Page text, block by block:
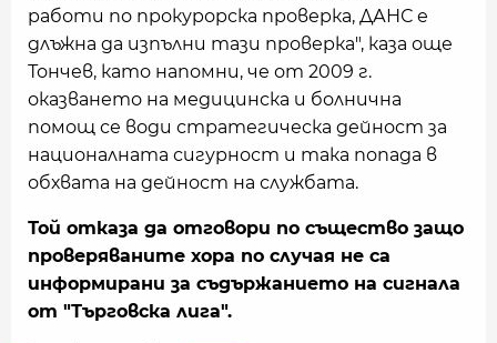
работи по прокурорска проверка, ДАНС е
длъжна да изпълни тази проверка", каза още
Тончев, като напомни, че от 2009 г.
оказването на медицинска и болнична
помощ се води стратегическа дейност за
националната сигурност и така попада в
обхвата на дейност на службата.
Той отказа да отговори по същество защо
проверяваните хора по случая не са
информирани за съдържанието на сигнала
от "Търговска лига".